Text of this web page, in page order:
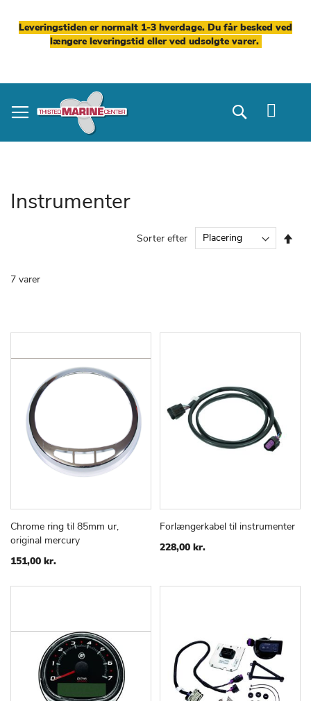
Leveringstiden er normalt 1-3 hverdage. Du får besked ved
længere leveringstid eller ved udsolgte varer.
to
Content
Search
Instrumenter
7 varer
Sorter efter
Læg i kurv
TILFØJSAMMENLIGN
Chrome ring til 85mm ur,
original mercury
151,00 kr.
Læg i kurv
TILFØJ
Forlængerkabel til instrumenter
228,00 kr.